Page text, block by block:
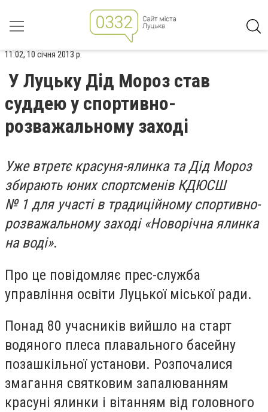
11:02, 10 січня 2013 р.
У Луцьку Дід Мороз став
суддею у спортивно-
розважальному заході
Уже втретє красуня-ялинка та Дід Мороз
збирають юних спортсменів КДЮСШ
№ 1 для участі в традиційному спортивно-
розважальному заході «Новорічна ялинка
на воді».
Про це повідомляє прес-служба
управління освіти Луцької міської ради.
Понад 80 учасників вийшло на старт
водяного плеса плавального басейну
позашкільної установи. Розпочалися
змагання святковим запалюванням
красуні ялинки і вітанням від головного